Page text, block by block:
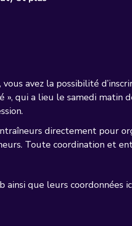
avez la possibilité
», qui a lieu le samedi matin
directement pour
Toute coordination et
que leurs coordonnées